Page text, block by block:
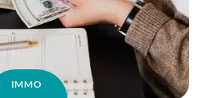
IMMO